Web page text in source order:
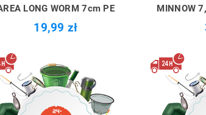
LONG WORM 7cm PE
19,99 zł
MINNOW